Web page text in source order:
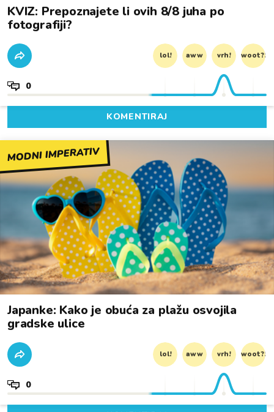
KVIZ: Prepoznajete li ovih 8/8 juha po
fotografiji?
lol! aww vrh! woot?!
0
KOMENTIRAJ
MODNI IMPERATIV
Japanke: Kako je obuća za plažu osvojila
gradske ulice
lol! aww vrh! woot?!
0